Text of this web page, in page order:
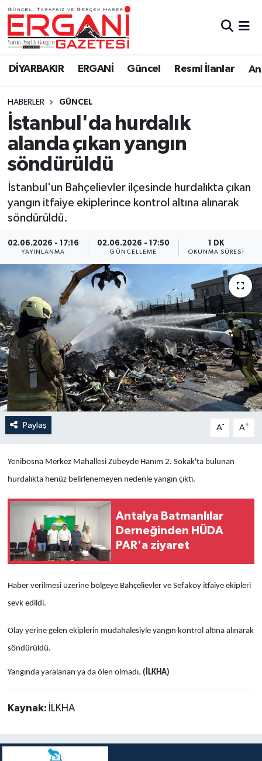
DİYARBAKIR ERGANİ Güncel Resmi İlanlar
HABERLER GÜNCEL
İstanbul'da hurdalık
alanda çıkan yangın
söndürüldü
İstanbul'un Bahçelievler ilçesinde hurdalıkta çıkan
yangın itfaiye ekiplerince kontrol altına alınarak
söndürüldü.
02.06.2026 - 17:16
YAYINLANMA
02.06.2026 - 17:50
GÜNCELLEME
1 DK
OKUNMA SÜRESI
Paylaş A- A+
Yenibosna Merkez Mahallesi Zübeyde Hanım 2. Sokak'ta bulunan
hurdalıkta henüz belirlenemeyen nedenle yangın çıktı.
Antalya Batmanlılar
Derneğinden HÜDA
PAR'a ziyaret
Haber verilmesi üzerine bölgeye Bahçelievler ve Sefaköy itfaiye ekipleri
sevk edildi.
Olay yerine gelen ekiplerin müdahalesiyle yangın kontrol altına alınarak
söndürüldü.
Yangında yaralanan ya da ölen olmadı. (İLKHA)
Kaynak: İLKHA
DİYARBAKIR
BİSMİL
BAĞLAR
ERGANİ
Güncel
Eği̇ti̇m
Resmi İlanlar
Sağlık
Si̇yaset
Spor
Anali̇z
Bi̇li̇m & Teknoloji̇
Dünya
Eği̇ti̇m
Ergani Nöbetçi Eczaneler
Ergani Hava Durumu
Ergani Trafik Yoğunluk Haritası
Süper Lig Puan Durumu ve Fikstür
Tüm Manşetler
Son Dakika Haberleri
Haber Arşivi